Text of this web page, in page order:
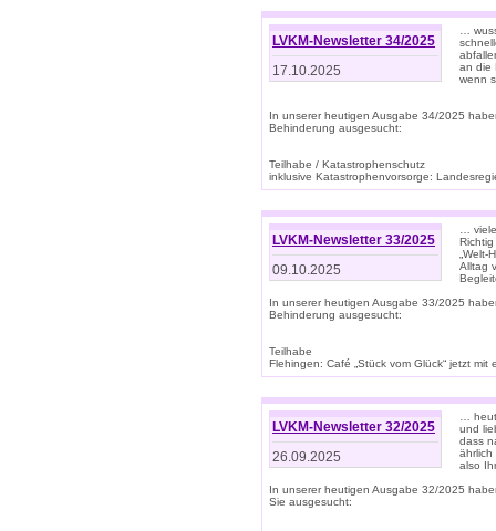
LVKM-Newsletter 34/2025
17.10.2025
…
an die
wenn
In unserer heutigen Ausgabe 34/2025
Behinderung ausgesucht:
Teilhabe / Katastrophenschutz
inklusive Katastrophenvorsorge:
LVKM-Newsletter 33/2025
09.10.2025
…
Alltag
In unserer heutigen Ausgabe 33/2025
Behinderung ausgesucht:
Teilhabe
Flehingen: Café „Stück vom Glück“ jetzt mit
LVKM-Newsletter 32/2025
26.09.2025
…
und
dass
ährlich
also
In unserer heutigen Ausgabe 32/2025
Sie ausgesucht: